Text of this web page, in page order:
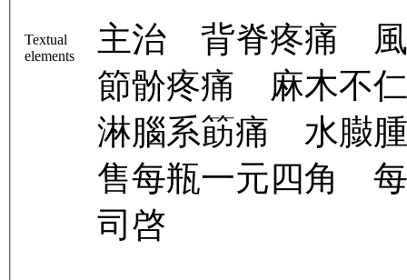
Textual
elements
主治 背脊疼痛
節骱疼痛 麻木不
淋腦系筯痛 水臌
售每瓶一元四角
司啓